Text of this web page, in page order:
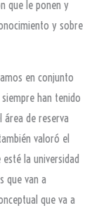
que le ponen y
y sobre
en conjunto
han tenido
de reserva
valoró el
la universidad
que van a
que va a